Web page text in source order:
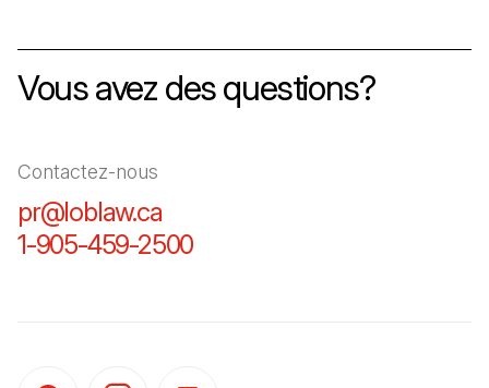
Vous avez des questions?
Contactez-nous
pr@loblaw.ca
1-905-459-2500